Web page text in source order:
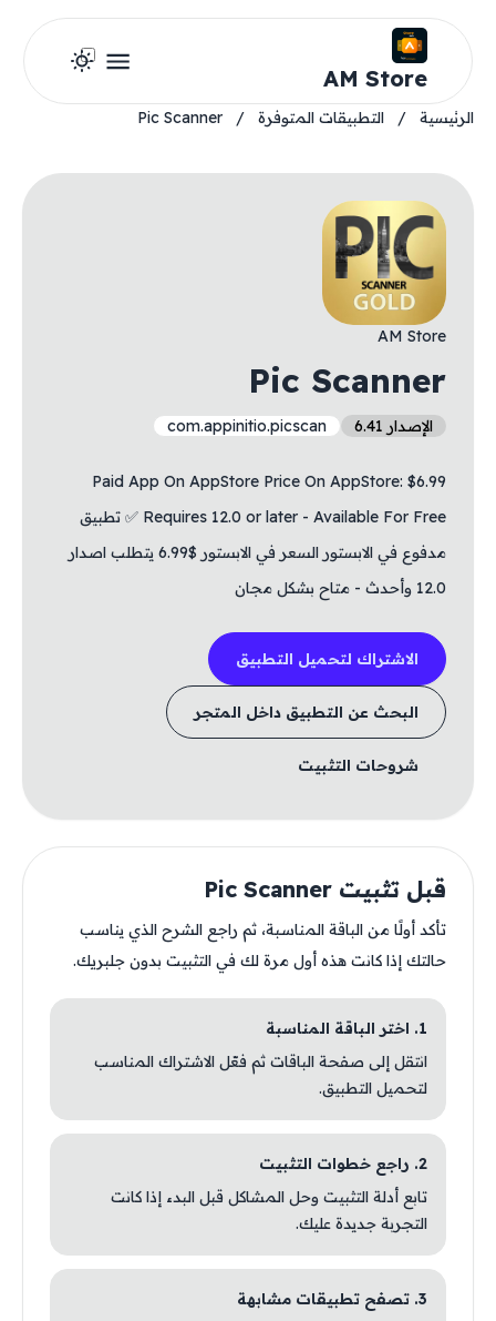
AM Store
الرئيسية / التطبيقات المتوفرة /
Pic Scanner
AM Store
Pic Scanner
الإصدار 6.41 com.appinitio.picscan
Paid App On AppStore Price On AppStore: $6.99
Requires 12.0 or later - Available For Free ✅ تطبيق
مدفوع في الابستور السعر في الابستور $6.99 يتطلب اصدار
12.0 وأحدث - متاح بشكل مجان
الاشتراك لتحميل التطبيق
البحث عن التطبيق داخل المتجر
شروحات التثبيت
قبل تثبيت Pic Scanner
تأكد أولًا من الباقة المناسبة، ثم راجع الشرح الذي يناسب
حالتك إذا كانت هذه أول مرة لك في التثبيت بدون جلبريك.
1. اختر الباقة المناسبة
انتقل إلى صفحة الباقات ثم فعّل الاشتراك المناسب
لتحميل التطبيق.
2. راجع خطوات التثبيت
تابع أدلة التثبيت وحل المشاكل قبل البدء إذا كانت
التجربة جديدة عليك.
3. تصفح تطبيقات مشابهة